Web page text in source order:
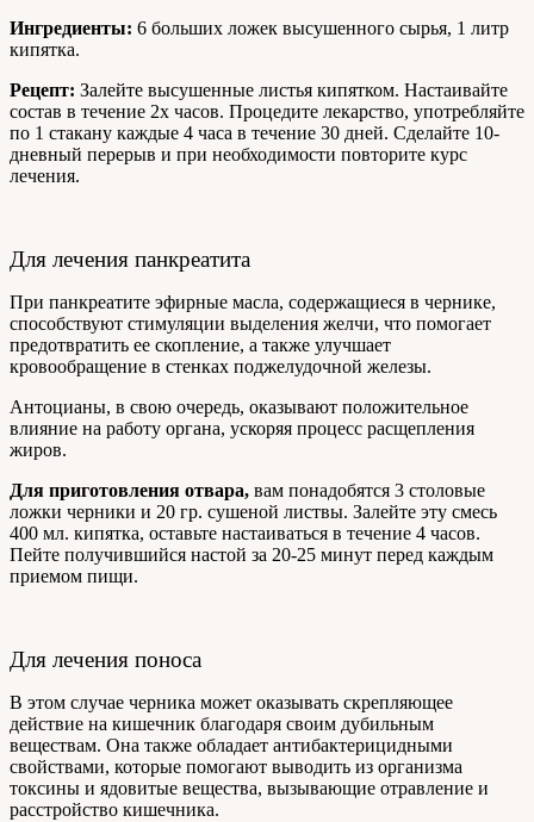
Ингредиенты: 6 больших ложек высушенного сырья, 1 литр
кипятка.
Рецепт: Залейте высушенные листья кипятком. Настаивайте
состав в течение 2х часов. Процедите лекарство, употребляйте
по 1 стакану каждые 4 часа в течение 30 дней. Сделайте 10-
дневный перерыв и при необходимости повторите курс
лечения.
Для лечения панкреатита
При панкреатите эфирные масла, содержащиеся в чернике,
способствуют стимуляции выделения желчи, что помогает
предотвратить ее скопление, а также улучшает
кровообращение в стенках поджелудочной железы.
Антоцианы, в свою очередь, оказывают положительное
влияние на работу органа, ускоряя процесс расщепления
жиров.
Для приготовления отвара, вам понадобятся 3 столовые
ложки черники и 20 гр. сушеной листвы. Залейте эту смесь
400 мл. кипятка, оставьте настаиваться в течение 4 часов.
Пейте получившийся настой за 20-25 минут перед каждым
приемом пищи.
Для лечения поноса
В этом случае черника может оказывать скрепляющее
действие на кишечник благодаря своим дубильным
веществам. Она также обладает антибактерицидными
свойствами, которые помогают выводить из организма
токсины и ядовитые вещества, вызывающие отравление и
расстройство кишечника.